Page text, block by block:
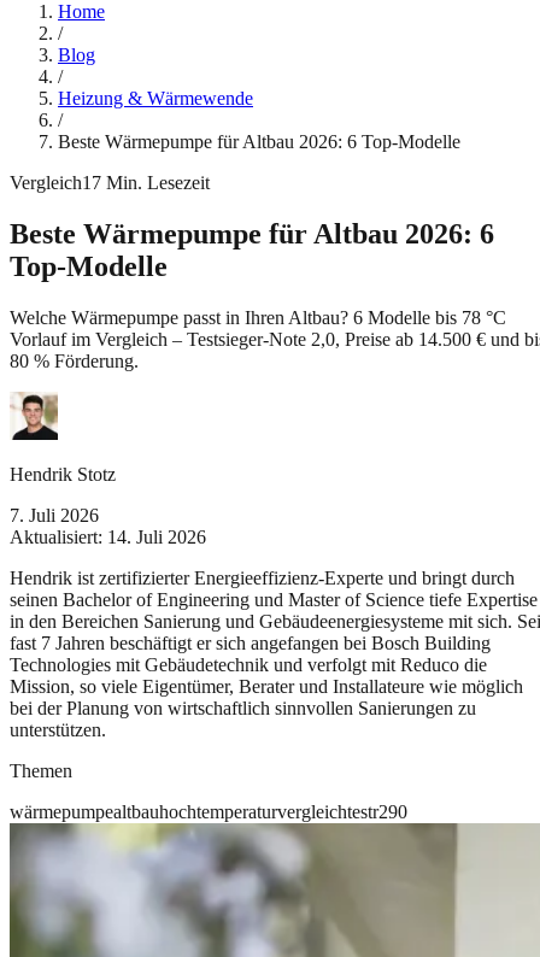
Home
/
Blog
/
Heizung & Wärmewende
/
Beste Wärmepumpe für Altbau 2026: 6 Top-Modelle
Vergleich17 Min. Lesezeit
Beste Wärmepumpe für Altbau 2026: 6
Top-Modelle
Welche Wärmepumpe passt in Ihren Altbau? 6 Modelle bis 78 °C
Vorlauf im Vergleich – Testsieger-Note 2,0, Preise ab 14.500 € und
80 % Förderung.
Hendrik Stotz
7. Juli 2026
Aktualisiert: 14. Juli 2026
Hendrik ist zertifizierter Energieeffizienz-Experte und bringt durch
seinen Bachelor of Engineering und Master of Science tiefe Expertise
in den Bereichen Sanierung und Gebäudeenergiesysteme mit sich.
fast 7 Jahren beschäftigt er sich angefangen bei Bosch Building
Technologies mit Gebäudetechnik und verfolgt mit Reduco die
Mission, so viele Eigentümer, Berater und Installateure wie möglich
bei der Planung von wirtschaftlich sinnvollen Sanierungen zu
unterstützen.
Themen
wärmepumpealtbauhochtemperaturvergleichtestr290